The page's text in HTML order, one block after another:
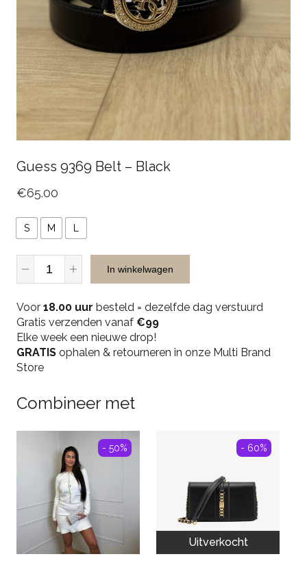
Guess 9369 Belt – Black
€65.00
S M L
Guess
9369
-
Black
quantity
In winkelwagen
Voor 18.00 uur besteld = dezelfde dag verstuurd
Gratis verzenden vanaf €99
Elke week een nieuwe drop!
GRATIS ophalen & retourneren in onze Multi Brand
Store
Combineer met
- 50%
Uitverkocht
- 60%